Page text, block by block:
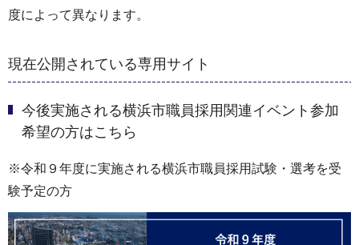
度によって異なります。
現在公開されている専用サイト
今後実施される横浜市職員採用関連イベント参加
希望の方はこちら
※令和９年度に実施される横浜市職員採用試験・選考を受
験予定の方